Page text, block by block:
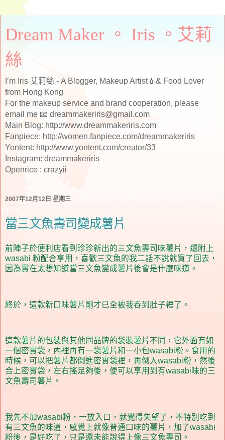
Dream Maker 。 Iris 。艾莉
絲
I’m Iris 艾莉絲 - A Blogger, Makeup Artist💄& Food Lover
from Hong Kong
For the makeup service and brand cooperation, please
email me 📧 dreammakeriris@gmail.com
Main Blog: http://www.dreammakeriris.com
Fanpiece: http://women.fanpiece.com/dreammakeriris
Yontent: http://www.yontent.com/creator/33
Instagram: dreammakeriris
Openrice : crazyii
2007年12月12日 星期三
當三文魚壽司變成薯片
前陣子於便利店看到珍珍新出的三文魚壽司味薯片，還附上
wasabi 粉配合享用，喜歡三文魚的我二話不說就買了回去，
因為實在太想知道當三文魚變成薯片後會是什麼味道。
終於，這款新口味薯片剛才已全被我吞到肚子裡了。
這款薯片的包裝與其他同品牌的袋裝薯片不同，它外面有如
一個密實袋，內裡再有一袋薯片和一小包wasabi粉。食用的
時候，可以把薯片都倒進密實袋裡，再倒入wasabi粉，然後
合上密實袋，左右搖足夠後，便可以享用到有wasabi味的三
文魚壽司薯片。
我先不加wasabi粉，一放入口，就覺得失望了，不特別吃到
有三文魚的味道，感覺上就像普通口味的薯片，加了wasabi
粉後，是好吃了，只是還未能說得上像三文魚壽司。